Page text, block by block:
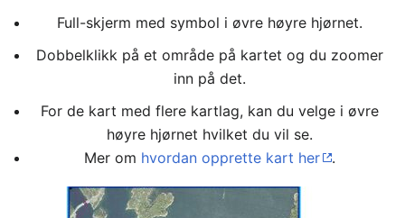
Full-skjerm med symbol i øvre høyre hjørnet.
Dobbelklikk på et område på kartet og du zoomer
inn på det.
For de kart med flere kartlag, kan du velge i øvre
høyre hjørnet hvilket du vil se.
Mer om hvordan opprette kart her .